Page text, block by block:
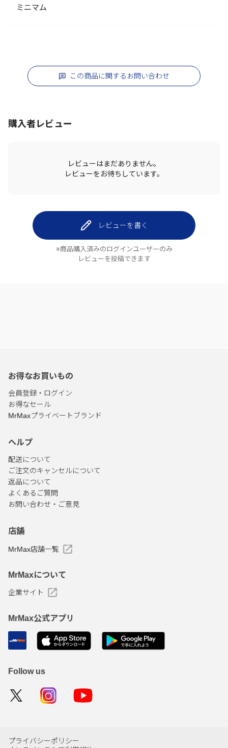
ミニマム
この商品に関するお問い合わせ
購入者レビュー
レビューはまだありません。
レビューをお待ちしています。
レビューを書く
※商品購入済みのログインユーザーのみ
レビューを投稿できます
お得なお買いもの
会員登録・ログイン
お得なセール
MrMaxプライベートブランド
ヘルプ
配送について
ご注文のキャンセルについて
返品について
よくあるご質問
お問い合わせ・ご意見
店舗
MrMax店舗一覧
MrMaxについて
企業サイト
MrMax公式アプリ
Follow us
プライバシーポリシー